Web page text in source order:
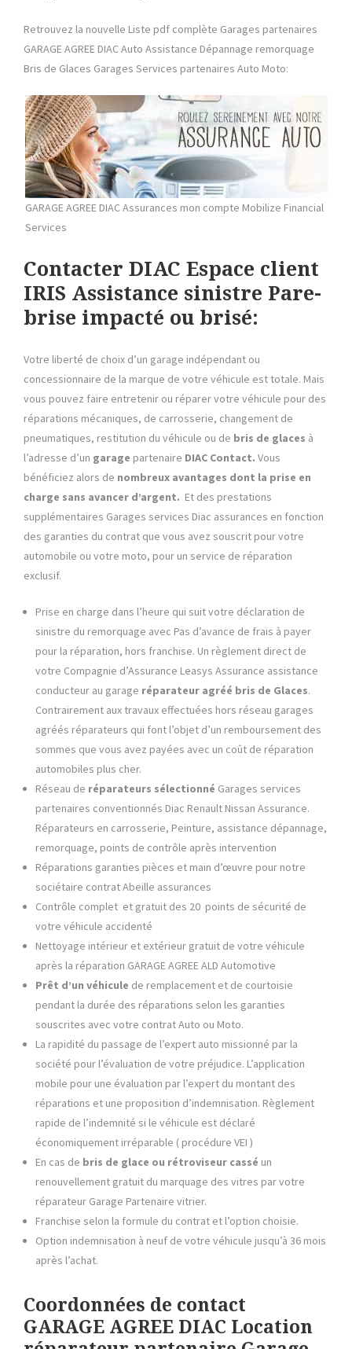
Retrouvez la nouvelle Liste pdf complète Garages partenaires
GARAGE AGREE DIAC Auto Assistance Dépannage remorquage
Bris de Glaces Garages Services partenaires Auto Moto:
GARAGE AGREE DIAC Assurances mon compte Mobilize Financial
Services
Contacter DIAC Espace client
IRIS Assistance sinistre Pare-
brise impacté ou brisé:
Votre liberté de choix d’un garage indépendant ou
concessionnaire de la marque de votre véhicule est totale. Mais
vous pouvez faire entretenir ou réparer votre véhicule pour des
réparations mécaniques, de carrosserie, changement de
pneumatiques, restitution du véhicule ou de bris de glaces à
l’adresse d’un garage partenaire DIAC Contact. Vous
bénéficiez alors de nombreux avantages dont la prise en
charge sans avancer d’argent. Et des prestations
supplémentaires Garages services Diac assurances en fonction
des garanties du contrat que vous avez souscrit pour votre
automobile ou votre moto, pour un service de réparation
exclusif.
Prise en charge dans l’heure qui suit votre déclaration de
sinistre du remorquage avec Pas d’avance de frais à payer
pour la réparation, hors franchise. Un règlement direct de
votre Compagnie d’Assurance Leasys Assurance assistance
conducteur au garage réparateur agréé bris de Glaces.
Contrairement aux travaux effectuées hors réseau garages
agréés réparateurs qui font l’objet d’un remboursement des
sommes que vous avez payées avec un coût de réparation
automobiles plus cher.
Réseau de réparateurs sélectionné Garages services
partenaires conventionnés Diac Renault Nissan Assurance.
Réparateurs en carrosserie, Peinture, assistance dépannage,
remorquage, points de contrôle après intervention
Réparations garanties pièces et main d’œuvre pour notre
sociétaire contrat Abeille assurances
Contrôle complet et gratuit des 20 points de sécurité de
votre véhicule accidenté
Nettoyage intérieur et extérieur gratuit de votre véhicule
après la réparation GARAGE AGREE ALD Automotive
Prêt d’un véhicule de remplacement et de courtoisie
pendant la durée des réparations selon les garanties
souscrites avec votre contrat Auto ou Moto.
La rapidité du passage de l’expert auto missionné par la
société pour l’évaluation de votre préjudice. L’application
mobile pour une évaluation par l’expert du montant des
réparations et une proposition d’indemnisation. Règlement
rapide de l’indemnité si le véhicule est déclaré
économiquement irréparable ( procédure VEI )
En cas de bris de glace ou rétroviseur cassé un
renouvellement gratuit du marquage des vitres par votre
réparateur Garage Partenaire vitrier.
Franchise selon la formule du contrat et l’option choisie.
Option indemnisation à neuf de votre véhicule jusqu’à 36 mois
après l’achat.
Coordonnées de contact
GARAGE AGREE DIAC Location